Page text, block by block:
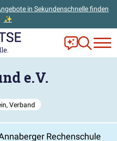
in Sekundenschnelle finden
✨
springen
Frag Ella!
Zur
e.V.
Verband
Rechenschule